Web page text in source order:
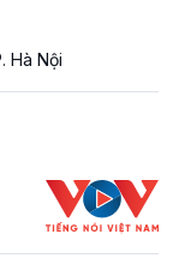
Hà Nội